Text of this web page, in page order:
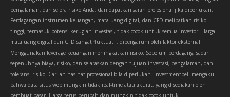
pengalaman, dan selera risiko Anda, dan dapatkan saran profesional jika diperlukan.
Perdagangan instrumen keuangan, mata uang digital, dan CFD melibatkan risiko
tinggi, termasuk potensi kerugian investasi, tidak cocok untuk semua investor. Harga
mata uang digital dan CFD sangat fluktuatif, dipengaruhi oleh faktor eksternal.
Menggunakan leverage keuangan meningkatkan risiko. Sebelum berdagang, sadari
sepenuhnya biaya, risiko, dan selaraskan dengan tujuan investasi, pengalaman, dan
toleransi risiko. Carilah nasihat profesional bila diperlukan. Investmentbell mengakui
bahwa data situs web mungkin tidak real-time atau akurat, yang disediakan oleh
pembuat pasar. Harga terus berubah dan mungkin tidak cocok untuk